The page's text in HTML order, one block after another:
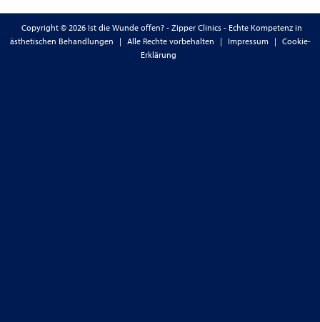
Copyright © 2026 Ist die Wunde offen? - Zipper Clinics - Echte Kompetenz in
ästhetischen Behandlungen
| Alle Rechte vorbehalten | Impressum | Cookie-
Erklärung